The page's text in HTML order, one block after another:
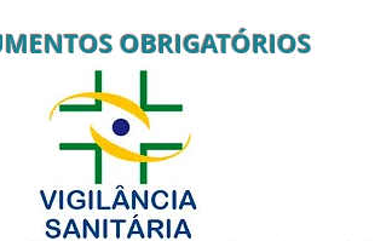
OBRIGATÓRIOS